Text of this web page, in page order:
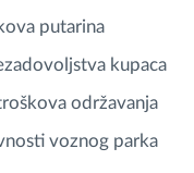
putarina
kupaca
škova održavanja
voznog parka